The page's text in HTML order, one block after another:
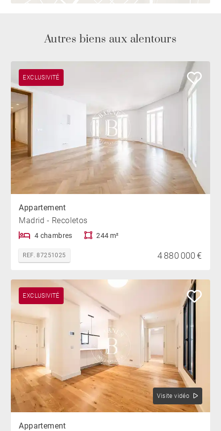
Autres biens aux alentours
EXCLUSIVITÉ
Appartement
Madrid - Recoletos
4 chambres 244 m²
REF. 87251025 4 880 000 €
EXCLUSIVITÉ
Visite vidéo
Appartement